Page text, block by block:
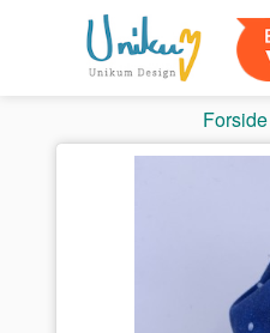
Forside